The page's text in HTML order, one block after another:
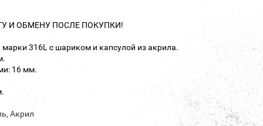
И ОБМЕНУ ПОСЛЕ ПОКУПКИ!
марки 316L с шариком и капсулой из акрила.
16 мм.
Акрил